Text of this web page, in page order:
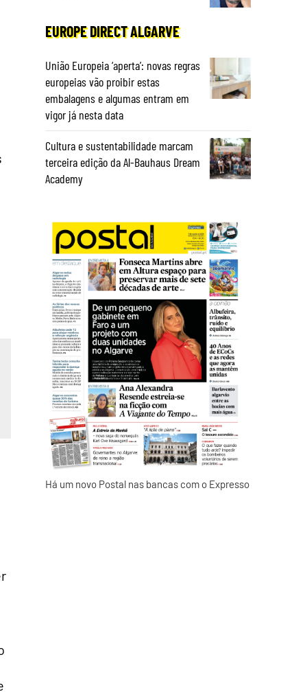
EUROPE DIRECT ALGARVE
União Europeia ‘aperta’: novas regras
europeias vão proibir estas
embalagens e algumas entram em
vigor já nesta data
Cultura e sustentabilidade marcam
terceira edição da Al-Bauhaus Dream
Academy
Há um novo Postal nas bancas com o Expresso